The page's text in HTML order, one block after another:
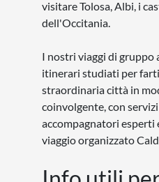
visitare Tolosa, Albi, i
dell'Occitania.
I nostri viaggi di gruppo
itinerari studiati per
straordinaria città in
coinvolgente, con
accompagnatori
viaggio organizzato